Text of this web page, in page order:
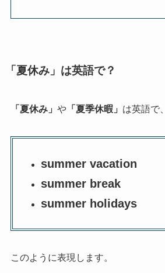
「夏休み」は英語で？
「夏休み」 や「夏季休暇」 は英語で、
summer vacation
summer break
summer holidays
このように表現します。